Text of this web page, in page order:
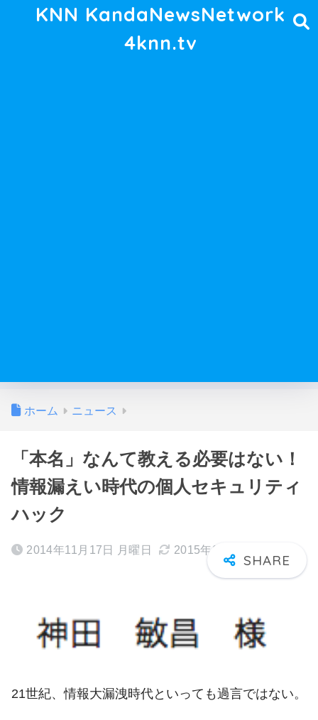
KNN KandaNewsNetwork
4knn.tv
ホーム ニュース
「本名」なんて教える必要はない！
情報漏えい時代の個人セキュリティ
ハック
2014年11月17日 月曜日 2015年02月25日 水曜日
21世紀、情報大漏洩時代といっても過言ではない。